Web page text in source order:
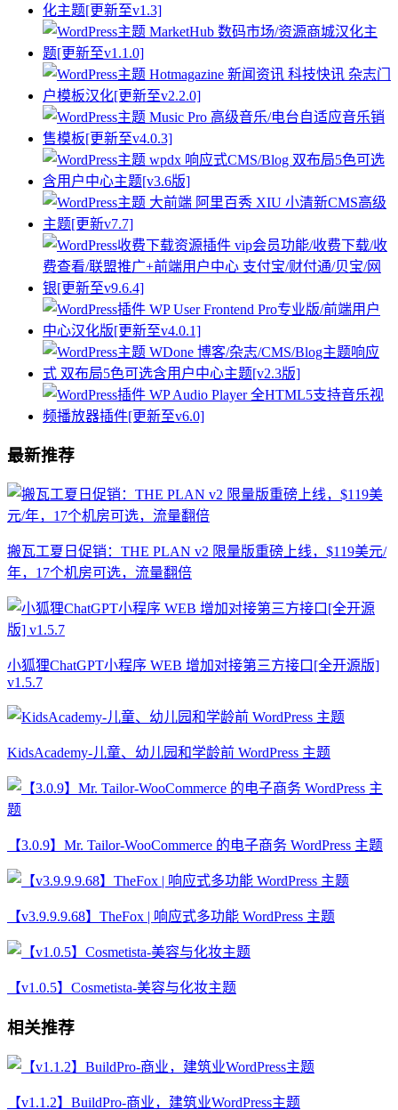
最新推荐
搬瓦工夏日促销：THE PLAN v2 限量版重磅上线，$119美元/
年，17个机房可选，流量翻倍
小狐狸ChatGPT小程序 WEB 增加对接第三方接口[全开源版]
v1.5.7
KidsAcademy-儿童、幼儿园和学龄前 WordPress 主题
【3.0.9】Mr. Tailor-WooCommerce 的电子商务 WordPress 主题
【v3.9.9.9.68】TheFox | 响应式多功能 WordPress 主题
【v1.0.5】Cosmetista-美容与化妆主题
相关推荐
【v1.1.2】BuildPro-商业，建筑业WordPress主题